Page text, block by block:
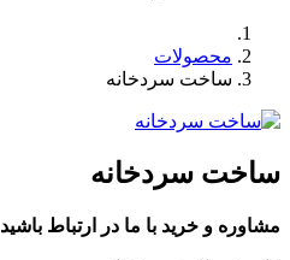
محصولات
ساخت سردخانه
ساخت سردخانه
مشاوره و خرید با ما در ارتباط باشید